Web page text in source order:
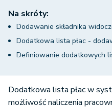
Na skróty:
Dodawanie składnika
Dodatkowa lista płac -
Definiowanie dodatkowych
Dodatkowa lista płac w
możliwość naliczenia